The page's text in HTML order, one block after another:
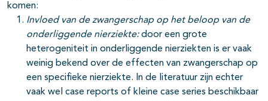
komen:
Invloed van de zwangerschap op het beloop van de
onderliggende nierziekte:door een grote
heterogeniteit in onderliggende nierziekten is er vaak
weinig bekend over de effecten van zwangerschap op
een specifieke nierziekte. In de literatuur zijn echter
vaak wel case reports of kleine case series beschikbaar